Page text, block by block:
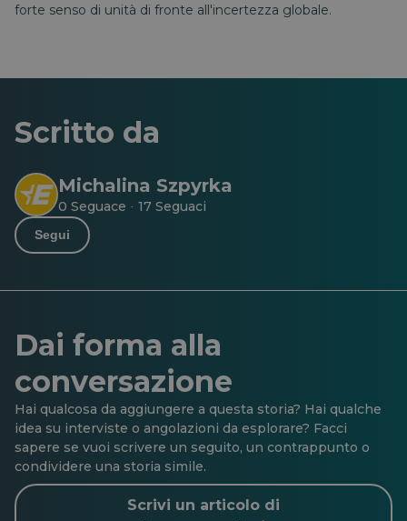
forte senso di unità di fronte all'incertezza globale.
Scritto da
Michalina Szpyrka
0 Seguace · 17 Seguaci
Segui
Dai forma alla
conversazione
Hai qualcosa da aggiungere a questa storia? Hai qualche
idea su interviste o angolazioni da esplorare? Facci
sapere se vuoi scrivere un seguito, un contrappunto o
condividere una storia simile.
Scrivi un articolo di